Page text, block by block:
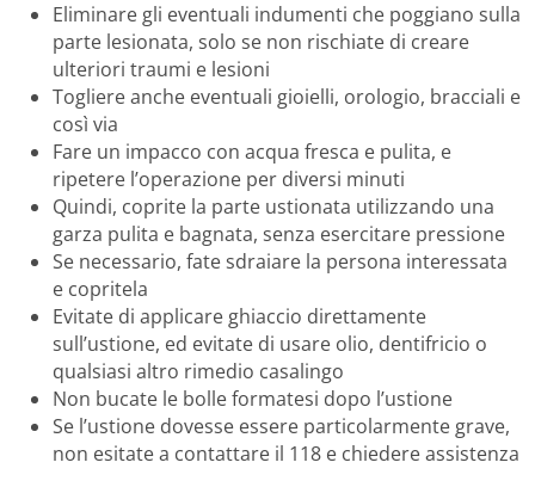
Eliminare gli eventuali indumenti che poggiano sulla
parte lesionata, solo se non rischiate di creare
ulteriori traumi e lesioni
Togliere anche eventuali gioielli, orologio, bracciali e
così via
Fare un impacco con acqua fresca e pulita, e
ripetere l’operazione per diversi minuti
Quindi, coprite la parte ustionata utilizzando una
garza pulita e bagnata, senza esercitare pressione
Se necessario, fate sdraiare la persona interessata
e copritela
Evitate di applicare ghiaccio direttamente
sull’ustione, ed evitate di usare olio, dentifricio o
qualsiasi altro rimedio casalingo
Non bucate le bolle formatesi dopo l’ustione
Se l’ustione dovesse essere particolarmente grave,
non esitate a contattare il 118 e chiedere assistenza